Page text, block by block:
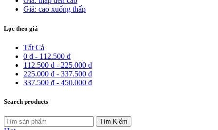
Giá: cao xuống thấp
Lọc theo giá
Tất Cả
0 ₫ - 112.500 ₫
112.500 ₫ - 225.000 ₫
225.000 ₫ - 337.500 ₫
337.500 ₫ - 450.000 ₫
Search products
Tìm: Tìm Kiếm